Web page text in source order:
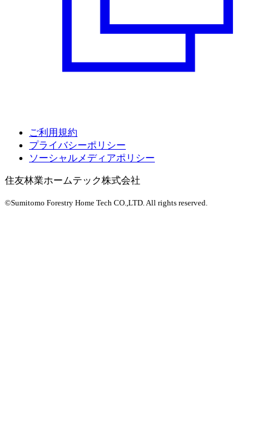
ご利用規約
プライバシーポリシー
ソーシャルメディアポリシー
住友林業ホームテック株式会社
©Sumitomo Forestry Home Tech CO.,LTD.All rights reserved.